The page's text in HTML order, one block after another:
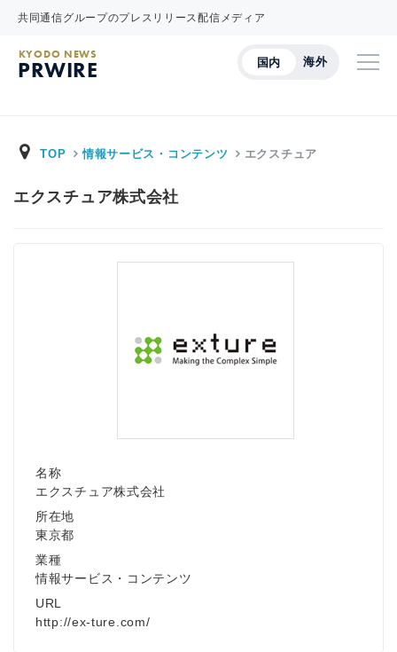
共同通信グループのプレスリリース配信メディア
国内 海外
KYODO NEWS
PRWIRE
TOP 情報サービス・コンテンツ エクスチュア
エクスチュア株式会社
名称
エクスチュア株式会社
所在地
東京都
業種
情報サービス・コンテンツ
URL
http://ex-ture.com/